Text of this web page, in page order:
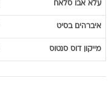
עלא אבו סלאח
איברהים בסיט
מייקון דוס סנטוס